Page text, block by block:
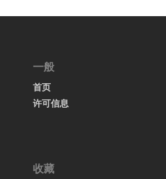
一般
首页
许可信息
收藏